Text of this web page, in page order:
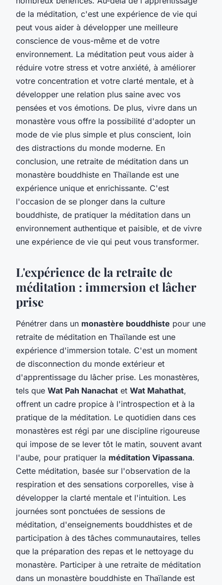
de la méditation, c'est une expérience de vie qui
peut vous aider à développer une meilleure
conscience de vous-même et de votre
environnement. La méditation peut vous aider à
réduire votre stress et votre anxiété, à améliorer
votre concentration et votre clarté mentale, et à
développer une relation plus saine avec vos
pensées et vos émotions. De plus, vivre dans un
monastère vous offre la possibilité d'adopter un
mode de vie plus simple et plus conscient, loin
des distractions du monde moderne. En
conclusion, une retraite de méditation dans un
monastère bouddhiste en Thaïlande est une
expérience unique et enrichissante. C'est
l'occasion de se plonger dans la culture
bouddhiste, de pratiquer la méditation dans un
environnement authentique et paisible, et de vivre
une expérience de vie qui peut vous transformer.
L'expérience de la retraite de
méditation : immersion et lâcher
prise
Pénétrer dans un monastère bouddhiste pour une
retraite de méditation en Thaïlande est une
expérience d'immersion totale. C'est un moment
de disconnection du monde extérieur et
d'apprentissage du lâcher prise. Les monastères,
tels que Wat Pah Nanachat et Wat Mahathat,
offrent un cadre propice à l'introspection et à la
pratique de la méditation. Le quotidien dans ces
monastères est régi par une discipline rigoureuse
qui impose de se lever tôt le matin, souvent avant
l'aube, pour pratiquer la méditation Vipassana.
Cette méditation, basée sur l'observation de la
respiration et des sensations corporelles, vise à
développer la clarté mentale et l'intuition. Les
journées sont ponctuées de sessions de
méditation, d'enseignements bouddhistes et de
participation à des tâches communautaires, telles
que la préparation des repas et le nettoyage du
monastère. Participer à une retraite de méditation
dans un monastère bouddhiste en Thaïlande est